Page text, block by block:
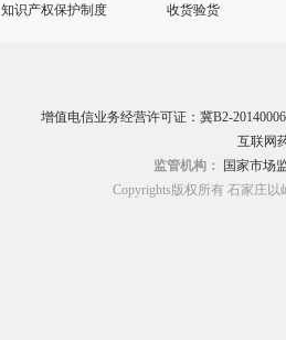
知识产权保护制度
收货验货
增值电信业务经营许可证：冀B2-20140006
互联网
监管机构：
国家市场
Copyrights版权所有 石家庄